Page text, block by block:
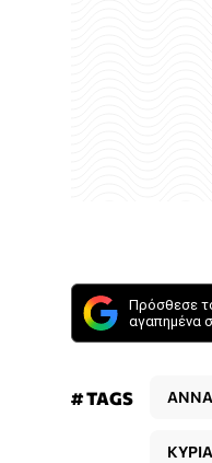
Πρόσθεσε
αγαπημένα
# TAGS